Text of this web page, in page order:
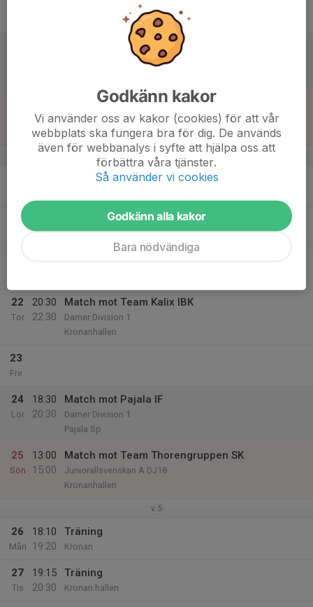
Match mot Arvidsjaur IF
17:00
Match mot Haparanda AIK
Damer Utveckling
Nya Aspen
v.4
Träning
20
20:30
Kronan hallen
22
Tor
20:30
22:30
Match mot Team Kalix IBK
Damer Division 1
Kronanhallen
23
Fre
24
Lör
18:30
20:30
Match mot Pajala IF
Damer Division 1
Pajala Sp
25
Sön
13:00
15:00
Match mot Team Thorengruppen SK
Juniorallsvenskan A DJ18
Kronanhallen
v.5
26
Mån
18:10
19:20
Träning
Kronan
27
Tis
19:15
20:30
Träning
Kronan hallen
Godkänn kakor
Vi använder oss av kakor (cookies) för att vår
webbplats ska fungera bra för dig. De används
även för webbanalys i syfte att hjälpa oss att
förbättra våra tjänster.
Så använder vi cookies
Godkänn alla kakor
Bara nödvändiga